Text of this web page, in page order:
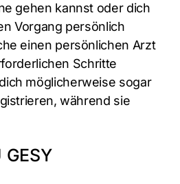
gehen kannst oder dich
Vorgang persönlich
einen persönlichen Arzt
Schritte
möglicherweise sogar
während sie
GESY